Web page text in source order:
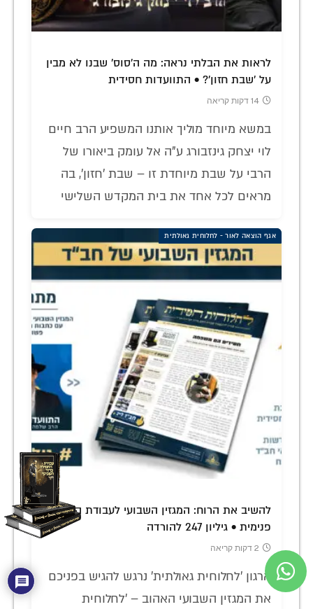
לראות את הבלתי נראה: מה ה'סוס' שבנו לא מבין
על 'שבת חזון'? • התוועדות חסידית
14 דקות קריאה
במשא מיוחד מוליך אותנו המשפיע הרב חיים
לוי יצחק גינזבורג ע"ה אל עומק ביאורו של
הרבי על שבת מיוחדת זו – שבת 'חזון', בה
מראים לכל אחד את בית המקדש השלישי
אגף הוצאה לאור - לחלוחית גאולתית
להשיב את הרוח: המגזין השבועי לעבודת השם
פנימית • גיליון 247 להורדה
2 דקות קריאה
ארגון 'לחלוחית גאולתית' נרגש להגיש בפניכם
את המגזין השבועי האהוב – 'לחלוחית